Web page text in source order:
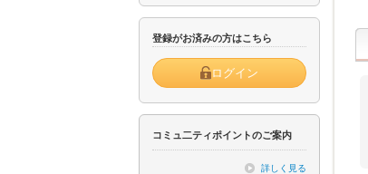
登録がお済みの方はこちら
ログイン
コミュ二ティポイントのご案内
詳しく見る